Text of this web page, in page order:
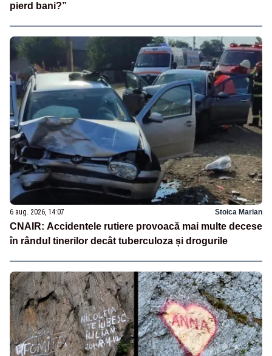
pierd bani?”
6 aug. 2026, 14:07 Stoica Marian
CNAIR: Accidentele rutiere provoacă mai multe decese
în rândul tinerilor decât tuberculoza și drogurile